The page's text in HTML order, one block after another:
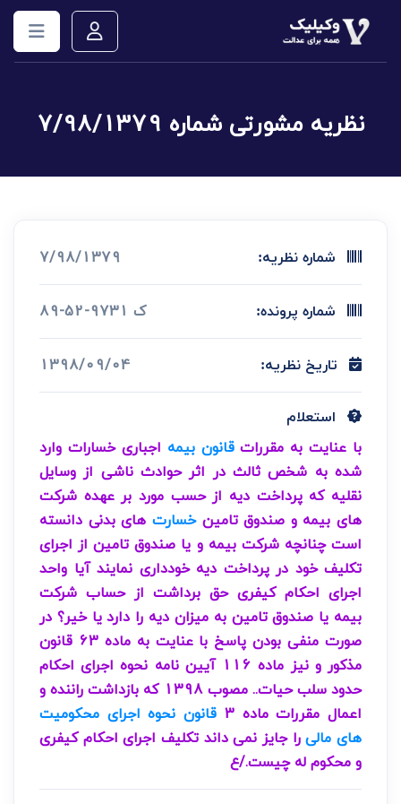
نظریه مشورتی شماره 7/98/1379
شماره نظریه: 7/98/1379
شماره پرونده: ک 9731-52-89
تاریخ نظریه: 1398/09/04
استعلام
با عنایت به مقرراتقانون بیمه اجباری خسارات وارد
شده به شخص ثالث در اثر حوادث ناشی از وسایل
نقلیه که پرداخت دیه از حسب مورد بر عهده شرکت
های بیمه و صندوق تامینخسارت های بدنی دانسته
است چنانچه شرکت بیمه و یا صندوق تامین از اجرای
تکلیف خود در پرداخت دیه خودداری نمایند آیا واحد
اجرای احکام کیفری حق برداشت از حساب شرکت
بیمه یا صندوق تامین به میزان دیه را دارد یا خیر؟ در
صورت منفی بودن پاسخ با عنایت به ماده 63 قانون
مذکور و نیز ماده 116 آیین نامه نحوه اجرای احکام
حدود سلب حیات.. مصوب 1398 که بازداشت راننده و
اعمال مقررات ماده 3
قانون نحوه اجرای محکومیت
های مالیرا جایز نمی داند تکلیف اجرای احکام کیفری
و محکوم له چیست./ع